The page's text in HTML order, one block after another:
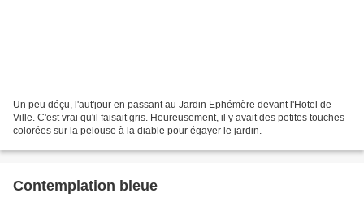
Un peu déçu, l'aut'jour en passant au Jardin Ephémère devant l'Hotel de
Ville. C'est vrai qu'il faisait gris. Heureusement, il y avait des petites touches
colorées sur la pelouse à la diable pour égayer le jardin.
Contemplation bleue